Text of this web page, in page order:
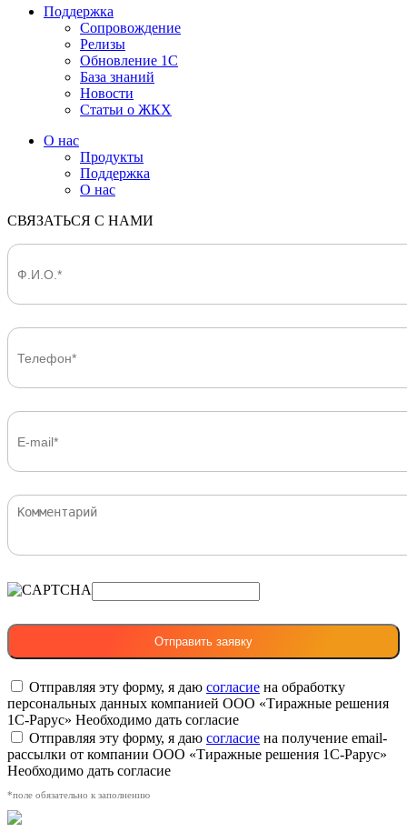
Поддержка
Сопровождение
Релизы
Обновление 1С
База знаний
Новости
Статьи о ЖКХ
О нас
Продукты
Поддержка
О нас
СВЯЗАТЬСЯ С НАМИ
Отправляя эту форму, я даю согласие на обработку
персональных данных компанией ООО «Тиражные решения
1С-Рарус» Необходимо дать согласие
Отправляя эту форму, я даю согласие на получение email-
рассылки от компании ООО «Тиражные решения 1С-Рарус»
Необходимо дать согласие
*поле обязательно к заполнению